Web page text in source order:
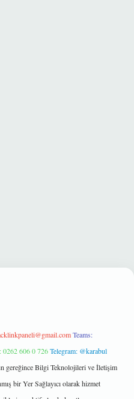
Teams:
0262 606 0 726Telegram: @karabul
gereğince Bilgi Teknolojileri ve İletişim
bir Yer Sağlayıcı olarak hizmet